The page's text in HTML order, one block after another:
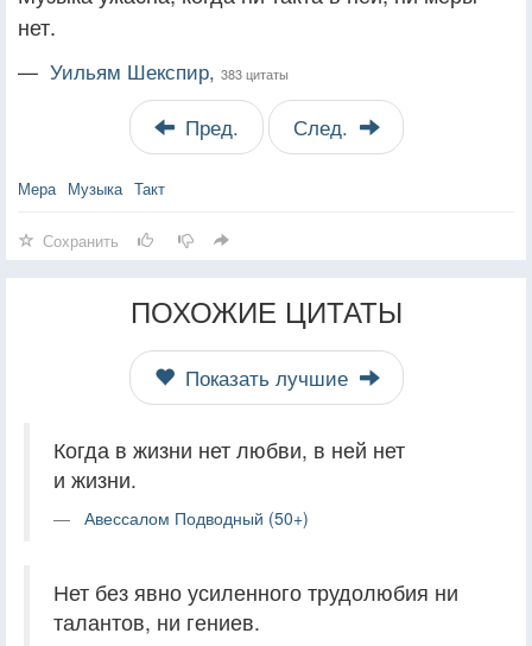
нет.
— Уильям Шекспир, 383 цитаты
Пред. След.
Мера Музыка Такт
Сохранить
ПОХОЖИЕ ЦИТАТЫ
Показать лучшие
Когда в жизни нет любви, в ней нет
и жизни.
Авессалом Подводный (50+)
Нет без явно усиленного трудолюбия ни
талантов, ни гениев.